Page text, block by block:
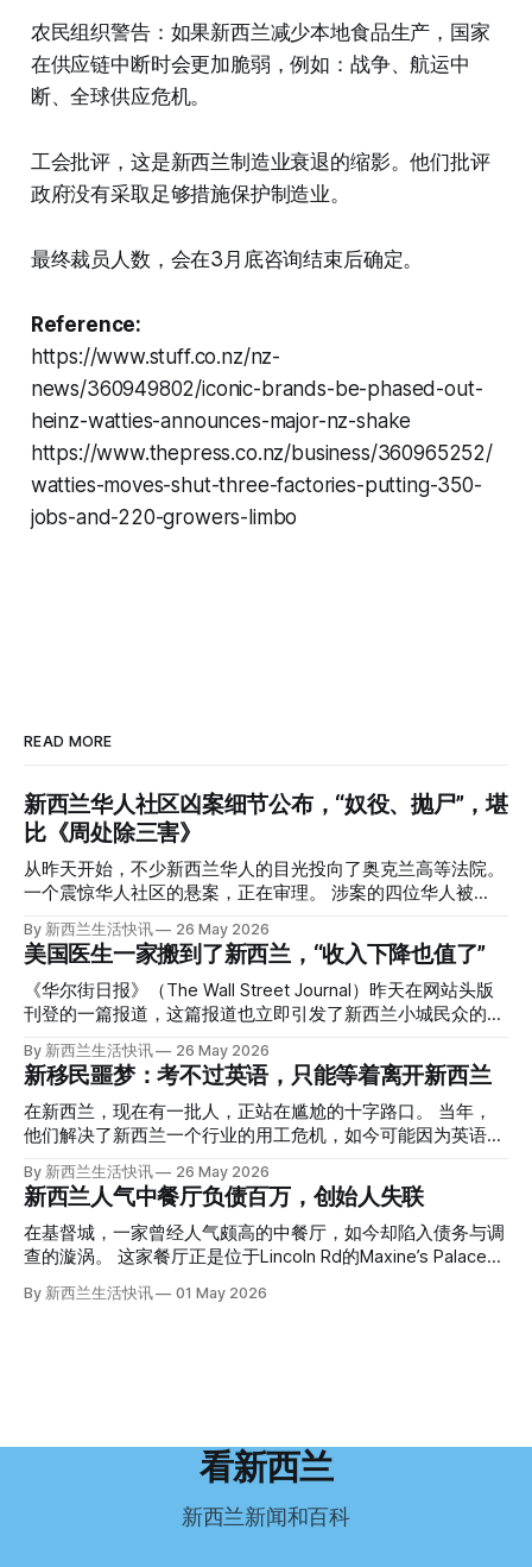
农民组织警告：如果新西兰减少本地食品生产，国家
在供应链中断时会更加脆弱，例如：战争、航运中
断、全球供应危机。
工会批评，这是新西兰制造业衰退的缩影。他们批评
政府没有采取足够措施保护制造业。
最终裁员人数，会在3月底咨询结束后确定。
Reference:
https://www.stuff.co.nz/nz-
news/360949802/iconic-brands-be-phased-out-
heinz-watties-announces-major-nz-shake
https://www.thepress.co.nz/business/360965252/
watties-moves-shut-three-factories-putting-350-
jobs-and-220-growers-limbo
READ MORE
新西兰华人社区凶案细节公布，“奴役、抛尸”，堪
比《周处除三害》
从昨天开始，不少新西兰华人的目光投向了奥克兰高等法院。
一个震惊华人社区的悬案，正在审理。 涉案的四位华人被
告，站在了法庭，被控与一位70岁中国女人的死有关。 事情
的复杂程度，远超人们的想象。 神秘的黑色塑料袋 先让我们
回到2024年3月12日。 新西兰一个名叫Paul Middleton的老
人，在奥克兰Gulf Harbour钓鱼时，发现了一个黑色塑料袋，
里面是一堆衣服。 再扒开衣服，他看到了一只手，一只人
腰部对折，黑色胶带缠着头、手腕和身体，整个人被绑成胎儿
状。 两个10公斤的米袋装满了石头，用胶带死死缠在尸体
上。 死者是亚洲面孔的老年女性，头部、脸、胳膊都有钝器
伤，当时身穿一件“娟燕牌”内衣和黑色长裤。 她是谁？没有人
Operation Parade的案子，开始调查。 米袋泄露秘密 破案的
关键，是两个米袋。这两个塑料米袋里装着用来压住尸体的花
园石头。 每个米袋上都有序列号。 警察一家家查，发现这批
米是在奥克兰北岸一家超市卖的。
By 新西兰生活快讯 26 May 2026
美国医生一家搬到了新西兰，“收入下降也值了”
《华尔街日报》（The Wall Street Journal）昨天在网站头版
刊登的一篇报道，这篇报道也立即引发了新西兰小城民众的兴
趣： “精疲力尽的美国医生，正在离开美国，前往新西兰一座
偏远小镇。” “精疲力尽的美国医生”搬家新西兰 四年前，在加
州拉霍亚（La Jolla）一家医院担任内科医生的Brandon
Williams医生达到了崩溃的边缘。 患者人数激增、医疗人员短
缺、医疗事故诉讼的威胁，以及对患者无力支付医疗费用的忧
（PTSD）。他的其中一位同事甚至因自杀身亡。 他并不想放
弃从医，但他不想再在美国行医了。 于是，他与38岁的妻子
Ellen Williams开始在欧洲寻找更好的选择。 就在那时，他收
到了一封来自新西兰医疗招聘人员的信。 “虽然跑到那个‘与世
义。”现年39岁的加州人Brandon说道。 2024年11月，这家人
By 新西兰生活快讯 26 May 2026
新移民噩梦：考不过英语，只能等着离开新西兰
在新西兰，现在有一批人，正站在尴尬的十字路口。 当年，
他们解决了新西兰一个行业的用工危机，如今可能因为英语考
试，不得不在几年内离开这个国家。 一位移民的无奈感叹：
“如果我们真能考到那个分数，就不会来开公交车了。” 因为英
语，他们一直无法上岸 来自菲律宾的Ryan De Guzman，就是
这批人中的一员。 2023年，当他看到新西兰招聘海外公交司
机的信息时，几乎没有犹豫就提交了申请。 “我听说这里气候
年3月抵达奥克兰。 当时心里盘算着：努力工作两年，申请居
所需的英语门槛。 De Guzman选择了另一项考试——
Pearson Test of English，最终成绩是45分，而申请要求是58
By 新西兰生活快讯 26 May 2026
新西兰人气中餐厅负债百万，创始人失联
在基督城，一家曾经人气颇高的中餐厅，如今却陷入债务与调
查的漩涡。 这家餐厅正是位于Lincoln Rd的Maxine’s Palace。
其背后的公司已进入清算程序，债务总额接近100万纽币，而
引人关注的是——清算人目前无法联系到创始人本人。 今年3
纽币，员工索赔金额仍在核算中。 整体债务规模，已经逼近
这导致公司财务记录尚未完全掌握，资产处置是否合理仍待核
By 新西兰生活快讯 01 May 2026
看新西兰
新西兰新闻和百科